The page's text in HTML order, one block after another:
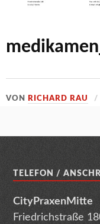
VON RICHARD RAU
TELEFON /
CityPraxenMitte
Friedrichstraße